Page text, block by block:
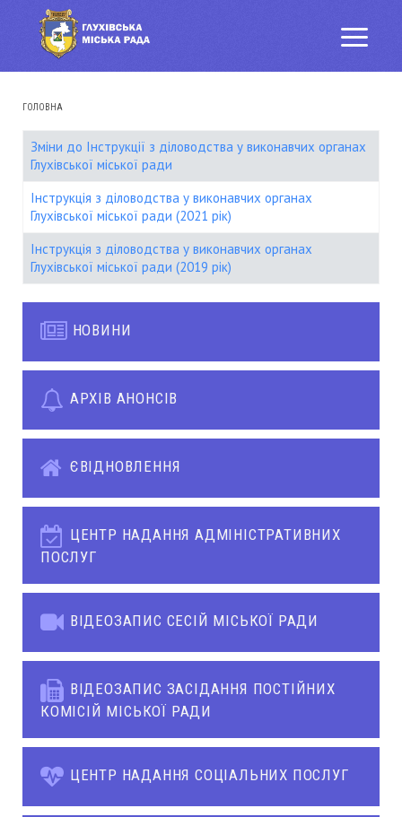
ГОЛОВНА
Зміни до Інструкції з діловодства у виконавчих органах
Глухівської міської ради
Інструкція з діловодства у виконавчих органах
Глухівської міської ради (2021 рік)
Інструкція з діловодства у виконавчих органах
Глухівської міської ради (2019 рік)
НОВИНИ
АРХІВ АНОНСІВ
ЄВІДНОВЛЕННЯ
ЦЕНТР НАДАННЯ АДМІНІСТРАТИВНИХ
ПОСЛУГ
ВІДЕОЗАПИС СЕСІЙ МІСЬКОЇ РАДИ
ВІДЕОЗАПИС ЗАСІДАННЯ ПОСТІЙНИХ
КОМІСІЙ МІСЬКОЇ РАДИ
ЦЕНТР НАДАННЯ СОЦІАЛЬНИХ ПОСЛУГ